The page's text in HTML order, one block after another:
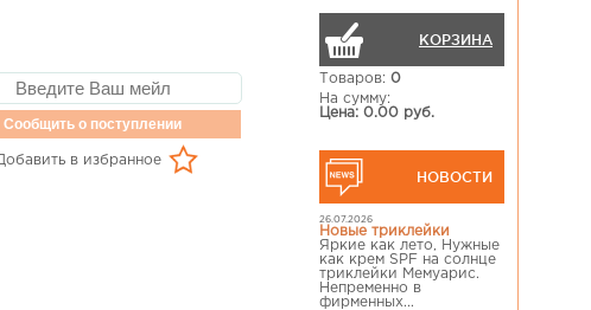
КОРЗИНА
Товаров: 0
На сумму:
Цена: 0.00 руб.
НОВОСТИ
26.07.2026
Новые триклейки
Яркие как лето, Нужные
как крем SPF на солнце
триклейки Мемуарис.
Непременно в
фирменных...
Сообщить о поступлении
в избранное